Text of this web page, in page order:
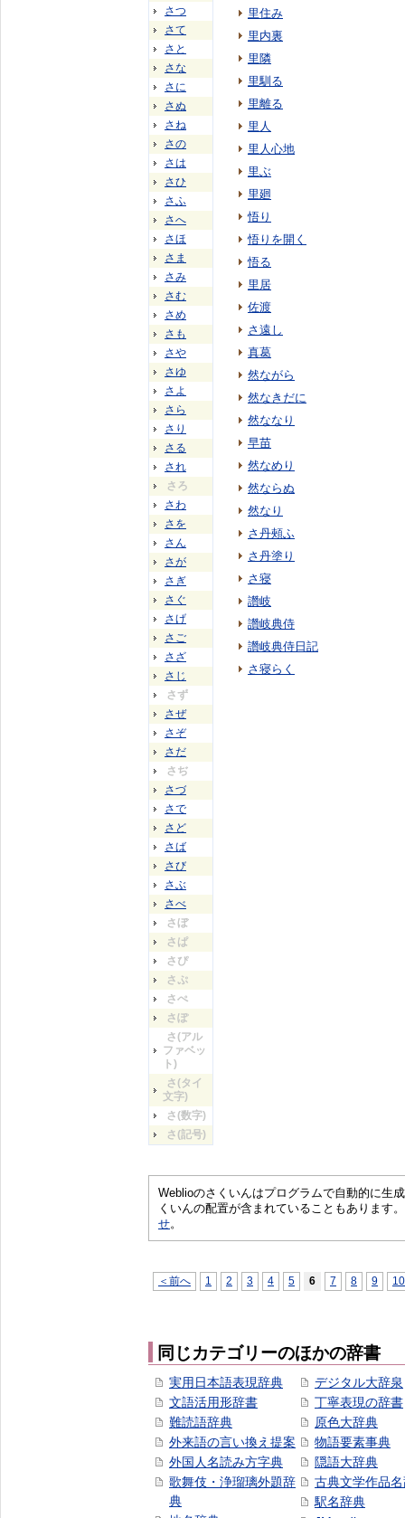
さつ
さて
さと
さな
さに
さぬ
さね
さの
さは
さひ
さふ
さへ
さほ
さま
さみ
さむ
さめ
さも
さや
さゆ
さよ
さら
さり
さる
され
さろ
さわ
さを
さん
さが
さぎ
さぐ
さげ
さご
さざ
さじ
さず
さぜ
さぞ
さだ
さぢ
さづ
さで
さど
さば
さび
さぶ
さべ
さぼ
さぱ
さぴ
さぷ
さぺ
さぽ
さ(アル
ファベッ
ト)
さ(タイ
文字)
さ(数字)
さ(記号)
里住み
里内裏
里隣
里馴る
里離る
里人
里人心地
里ぶ
里廻
悟り
悟りを開く
悟る
里居
佐渡
さ遠し
真葛
然ながら
然なきだに
然ななり
早苗
然なめり
然ならぬ
然なり
さ丹頰ふ
さ丹塗り
さ寝
讚岐
讚岐典侍
讚岐典侍日記
さ寝らく
Weblioのさくいんはプログラムで自動的に生
くいんの配置が含まれていることもあります
せ。
＜前へ 1 2 3 4 5 6 7 8 9 10
同じカテゴリーのほかの辞書
実用日本語表現辞典
文語活用形辞書
難読語辞典
外来語の言い換え提案
外国人名読み方字典
歌舞伎・浄瑠璃外題辞
典
デジタル大辞泉
丁寧表現の辞書
原色大辞典
物語要素事典
隠語大辞典
古典文学作品
駅名辞典